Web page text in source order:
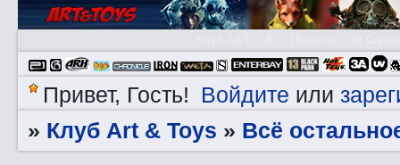
Привет, Гость! Войдите или
» Клуб Art & Toys » Всё